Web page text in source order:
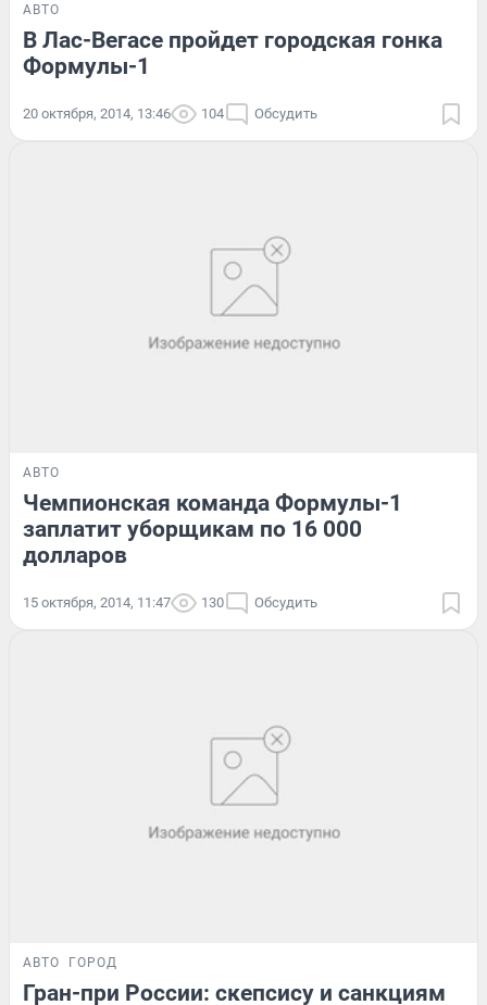
АВТО
В Лас-Вегасе пройдет городская гонка
Формулы-1
20 октября, 2014, 13:46 104 Обсудить
АВТО
Чемпионская команда Формулы-1
заплатит уборщикам по 16 000
долларов
15 октября, 2014, 11:47 130 Обсудить
АВТО ГОРОД
Гран-при России: скепсису и санкциям